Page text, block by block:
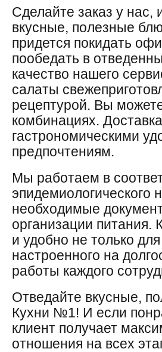
Сделайте заказ у нас,
вкусные, полезные
придется покидать
пообедать в
качество нашего
салаты
рецептурой. Вы
комбинациях.
гастрономическими
предпочтениям.
Мы работаем в
необходимые
организации
и удобно не только
настроенного на
работы каждого
Отведайте вкусные,
Кухни №1! И если
клиент получает
отношения на всех